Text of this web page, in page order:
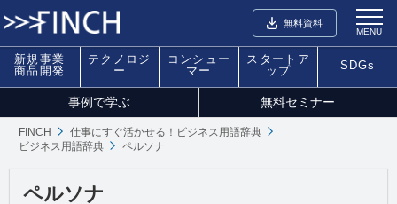
無料資料
MENU
新規事業
商品開発
テクノロジ
ー
コンシュー
マー
スタートア
ップ
SDGs
事例で学ぶ 無料セミナー
FINCH
仕事にすぐ活かせる！ビジネス用語辞典
ビジネス用語辞典
ペルソナ
ペルソナ